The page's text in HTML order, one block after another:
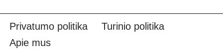
Privatumo politika
Turinio politika
Apie mus